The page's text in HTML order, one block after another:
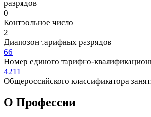
разрядов
0
Контрольное число
2
Диапозон тарифных разрядов
66
Номер единого тарифно-
4211
Общероссийского классификатора
О Профеcсии